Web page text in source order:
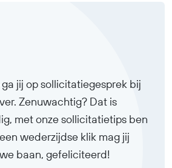
jij op sollicitatiegesprek bij
Zenuwachtig? Dat is
met onze sollicitatietips ben
wederzijdse klik mag jij
baan, gefeliciteerd!